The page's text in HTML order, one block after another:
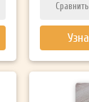
Сравнить